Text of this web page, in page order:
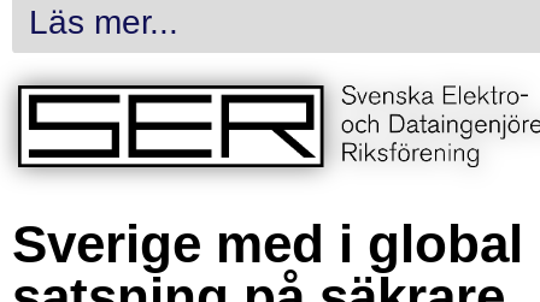
Läs mer...
Sverige med i global